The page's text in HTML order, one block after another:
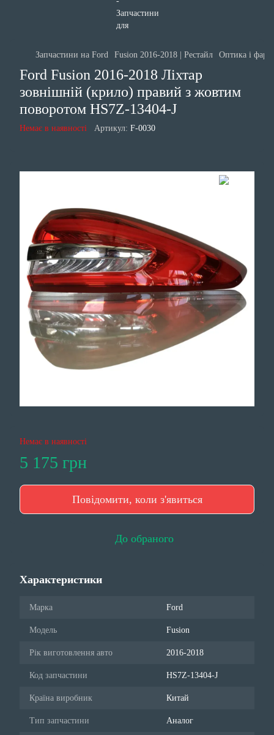
Запчастини на Ford Fusion 2016-2018 | Рестайл Оптика і
Ford Fusion 2016-2018 Ліхтар
зовнішній (крило) правий з жовтим
поворотом HS7Z-13404-J
Немає в наявності Артикул: F-0030
Немає в наявності
5 175 грн
Повідомити, коли з'явиться
До обраного
Характеристики
Марка Ford
Модель Fusion
Рік виготовлення авто 2016-2018
Код запчастини HS7Z-13404-J
Країна виробник Китай
Тип запчастини Аналог